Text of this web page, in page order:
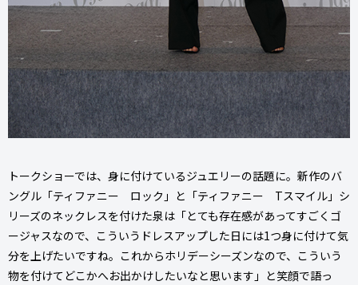
トークショーでは、身に付けているジュエリーの話題に。新作のバ
ングル「ティファニー ロック」と「ティファニー Tスマイル」シ
リーズのネックレスを付けた泉は「とても存在感があってすごくゴ
ージャスなので、こういうドレスアップした日には1つ身に付けて気
分を上げたいですね。これからホリデーシーズンなので、こういう
物を付けてどこかへお出かけしたいなと思います」と笑顔で語っ